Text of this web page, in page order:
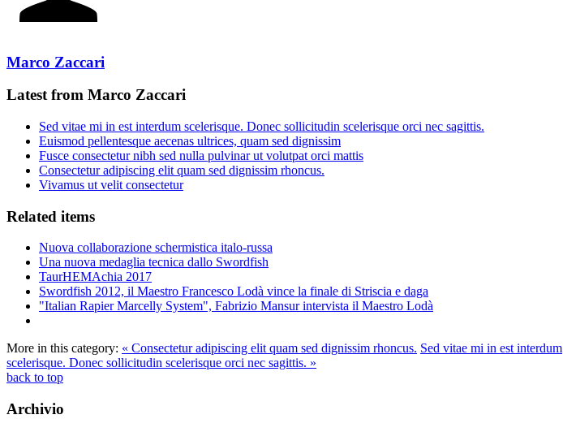
Marco Zaccari
Latest from Marco Zaccari
Sed vitae mi in est interdum scelerisque. Donec sollicitudin scelerisque orci nec sagittis.
Euismod pellentesque aecenas ultrices, quam sed dignissim
Fusce consectetur nibh sed nulla pulvinar ut volutpat orci mattis
Consectetur adipiscing elit quam sed dignissim rhoncus.
Vivamus ut velit consectetur
Related items
Nuova collaborazione schermistica italo-russa
Una nuova medaglia tecnica dallo Swordfish
TaurHEMAchia 2017
Swordfish 2012, il Maestro Francesco Lodà vince la finale di Striscia e daga
"Italian Rapier Marcelly System", Fabrizio Mansur intervista il Maestro Lodà
More in this category: « Consectetur adipiscing elit quam sed dignissim rhoncus. Sed vitae mi in est interdum
scelerisque. Donec sollicitudin scelerisque orci nec sagittis. »
back to top
Archivio